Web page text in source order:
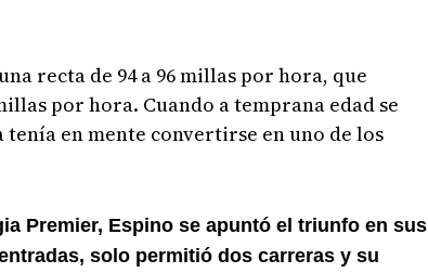
recta de 94 a 96 millas por hora, que
por hora. Cuando a temprana edad se
tenía en mente convertirse en uno de los
Premier, Espino se apuntó el triunfo en sus
solo permitió dos carreras y su